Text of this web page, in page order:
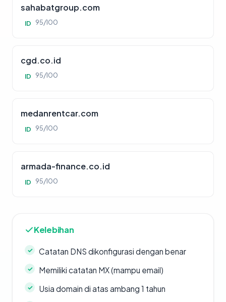
sahabatgroup.com
ID 95/100
cgd.co.id
ID 95/100
medanrentcar.com
ID 95/100
armada-finance.co.id
ID 95/100
Kelebihan
Catatan DNS dikonfigurasi dengan benar
Memiliki catatan MX (mampu email)
Usia domain di atas ambang 1 tahun